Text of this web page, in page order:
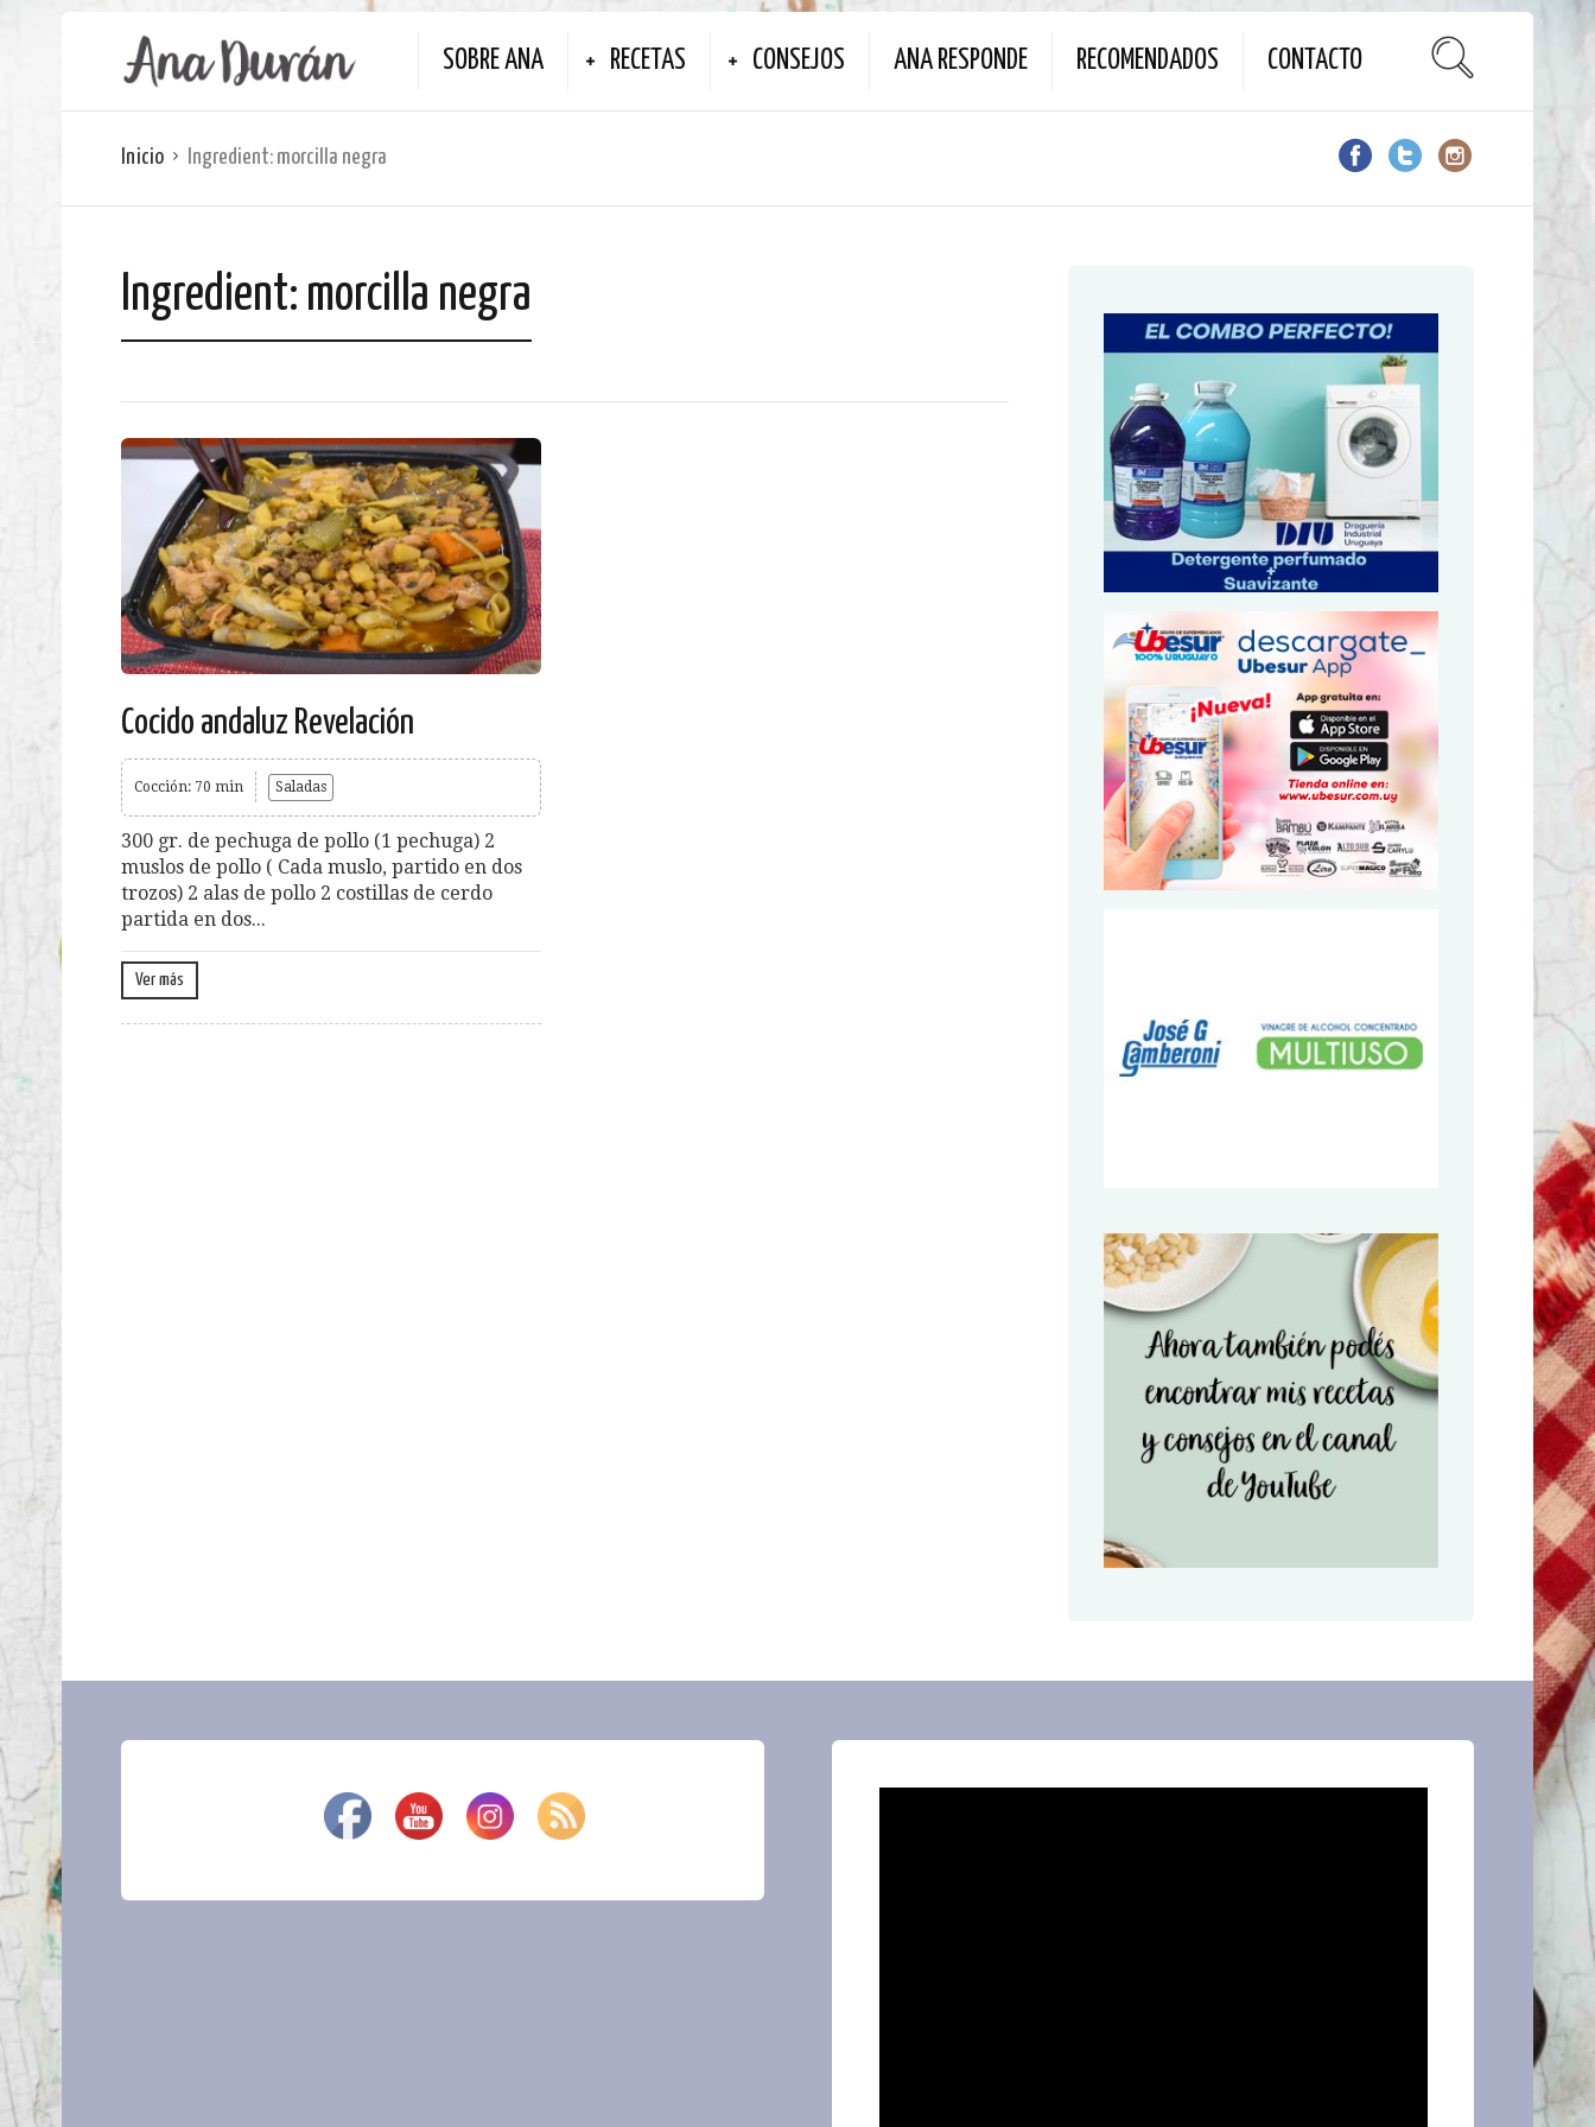
SOBRE ANA RECETAS CONSEJOS ANA RESPONDE RECOMENDADOS CONTACTO
Inicio Ingredient: morcilla negra
Ingredient: morcilla negra
Cocido andaluz Revelación
Cocción: 70 min Saladas
300 gr. de pechuga de pollo (1 pechuga) 2
muslos de pollo ( Cada muslo, partido en dos
trozos) 2 alas de pollo 2 costillas de cerdo
partida en dos...
Ver más